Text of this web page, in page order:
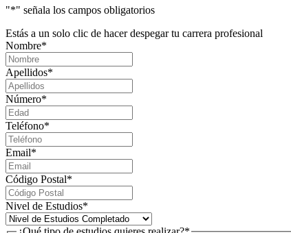
"*" señala los campos obligatorios
Estás a un solo clic de hacer despegar tu carrera profesional
Nombre*
Apellidos*
Número*
Teléfono*
Email*
Código Postal*
Nivel de Estudios*